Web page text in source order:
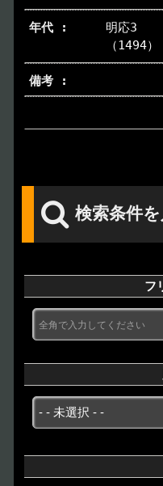
明応3
（1494）
検索条件
フ